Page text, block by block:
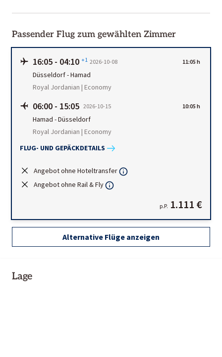
Passender Flug zum gewählten Zimmer
16:05 - 04:10 +1 2026-10-08 11:05 h
Düsseldorf-Hamad
Royal Jordanian | Economy
06:00 - 15:05 2026-10-15 10:05 h
Hamad -Düsseldorf
Royal Jordanian | Economy
FLUG- UND GEPÄCKDETAILS
Angebot ohne Hoteltransfer
Angebot ohne Rail & Fly
p.P. 1.111 €
Alternative Flüge anzeigen
Lage